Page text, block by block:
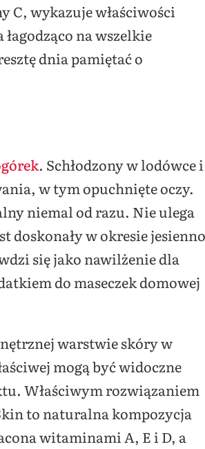
C, wykazuje właściwości
na wszelkie
dnia pamiętać o
. Schłodzony w lodówce i
w tym opuchnięte oczy.
niemal od razu. Nie ulega
doskonały w okresie
się jako nawilżenie dla
do maseczek domowej
warstwie skóry w
mogą być widoczne
Właściwym rozwiązaniem
to naturalna kompozycja
witaminami A, E i D, a